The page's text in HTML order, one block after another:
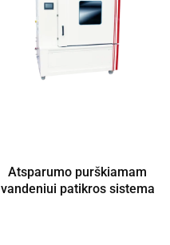
Atsparumo purškiamam
vandeniui patikros sistema